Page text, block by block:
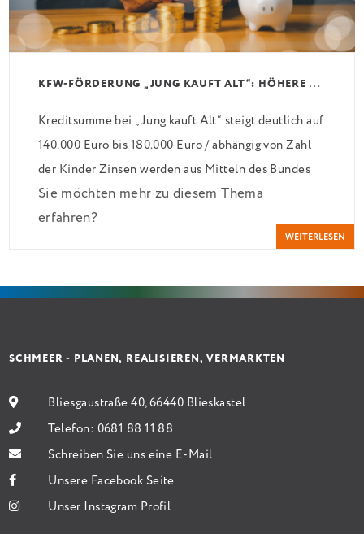
K
FW-FÖRDERUNG „JUNG KAUFT ALT“: HÖHERE KREDITE AB AUGUST 2026
Kreditsumme bei „Jung kauft Alt“ steigt deutlich auf
140.000 Euro bis 180.000 Euro / abhängig von Zahl
der Kinder Zinsen werden aus Mitteln des Bundes
verbilligt: Heutiger Zins bei 0,53 Prozent effektiv
bei 35 Jahren Laufzeit und 10 Jahren Zinsbindung
Antragstellende verpflichten sich zu energetischer
Sanierung in Einzelmaßnahmen […]
Sie möchten mehr zu diesem Thema
erfahren?
WEITERLESEN
SCHMEER - PLANEN, REALISIEREN, VERMARKTEN
Bliesgaustraße 40, 66440 Blieskastel
Telefon: 0681 88 11 88
Schreiben Sie uns eine E-Mail
Unsere Facebook Seite
Unser Instagram Profil